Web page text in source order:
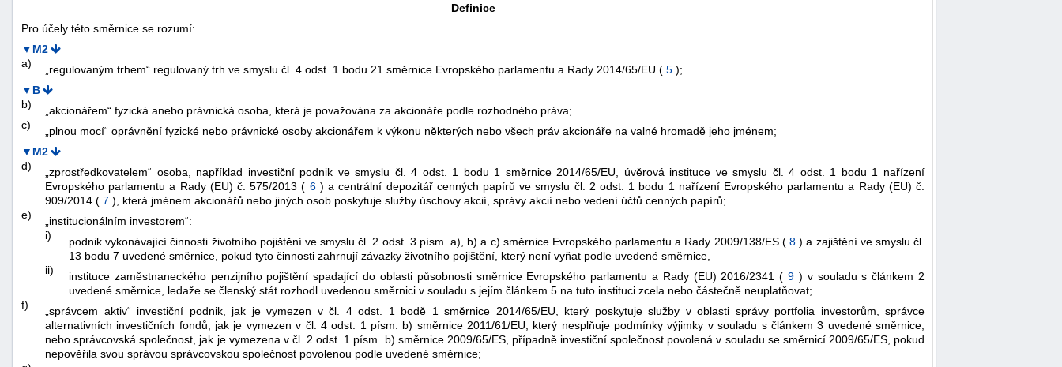
Definice
Pro účely této směrnice se rozumí:
▼M2
a)
„regulovaným trhem“ regulovaný trh ve smyslu čl. 4 odst. 1 bodu 21 směrnice Evropského parlamentu a Rady 2014/65/EU ( 5 );
▼B
b)
„akcionářem“ fyzická anebo právnická osoba, která je považována za akcionáře podle rozhodného práva;
c)
„plnou mocí“ oprávnění fyzické nebo právnické osoby akcionářem k výkonu některých nebo všech práv akcionáře na valné hromadě jeho jménem;
▼M2
d)
„zprostředkovatelem“ osoba, například investiční podnik ve smyslu čl. 4 odst. 1 bodu 1 směrnice 2014/65/EU, úvěrová instituce ve smyslu čl. 4 odst. 1 bodu 1 nařízení
Evropského parlamentu a Rady (EU) č. 575/2013 ( 6 ) a centrální depozitář cenných papírů ve smyslu čl. 2 odst. 1 bodu 1 nařízení Evropského parlamentu a Rady (EU) č.
909/2014 ( 7 ), která jménem akcionářů nebo jiných osob poskytuje služby úschovy akcií, správy akcií nebo vedení účtů cenných papírů;
e)
„institucionálním investorem“:
i)
podnik vykonávající činnosti životního pojištění ve smyslu čl. 2 odst. 3 písm. a), b) a c) směrnice Evropského parlamentu a Rady 2009/138/ES ( 8 ) a zajištění ve smyslu čl.
13 bodu 7 uvedené směrnice, pokud tyto činnosti zahrnují závazky životního pojištění, který není vyňat podle uvedené směrnice,
ii)
instituce zaměstnaneckého penzijního pojištění spadající do oblasti působnosti směrnice Evropského parlamentu a Rady (EU) 2016/2341 ( 9 ) v souladu s článkem 2
uvedené směrnice, ledaže se členský stát rozhodl uvedenou směrnici v souladu s jejím článkem 5 na tuto instituci zcela nebo částečně neuplatňovat;
f)
„správcem aktiv“ investiční podnik, jak je vymezen v čl. 4 odst. 1 bodě 1 směrnice 2014/65/EU, který poskytuje služby v oblasti správy portfolia investorům, správce
alternativních investičních fondů, jak je vymezen v čl. 4 odst. 1 písm. b) směrnice 2011/61/EU, který nesplňuje podmínky výjimky v souladu s článkem 3 uvedené směrnice,
nebo správcovská společnost, jak je vymezena v čl. 2 odst. 1 písm. b) směrnice 2009/65/ES, případně investiční společnost povolená v souladu se směrnicí 2009/65/ES, pokud
nepověřila svou správou správcovskou společnost povolenou podle uvedené směrnice;